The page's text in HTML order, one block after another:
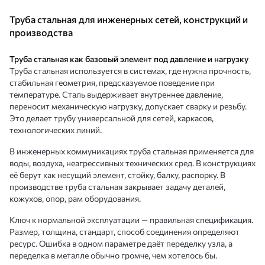
Труба стальная для инженерных сетей, конструкций и
производства
Труба стальная как базовый элемент под давление и нагрузку
Труба стальная используется в системах, где нужна прочность,
стабильная геометрия, предсказуемое поведение при
температуре. Сталь выдерживает внутреннее давление,
переносит механическую нагрузку, допускает сварку и резьбу.
Это делает трубу универсальной для сетей, каркасов,
технологических линий.
В инженерных коммуникациях труба стальная применяется для
воды, воздуха, неагрессивных технических сред. В конструкциях
её берут как несущий элемент, стойку, балку, распорку. В
производстве труба стальная закрывает задачу деталей,
кожухов, опор, рам оборудования.
Ключ к нормальной эксплуатации — правильная спецификация.
Размер, толщина, стандарт, способ соединения определяют
ресурс. Ошибка в одном параметре даёт переделку узла, а
переделка в металле обычно громче, чем хотелось бы.